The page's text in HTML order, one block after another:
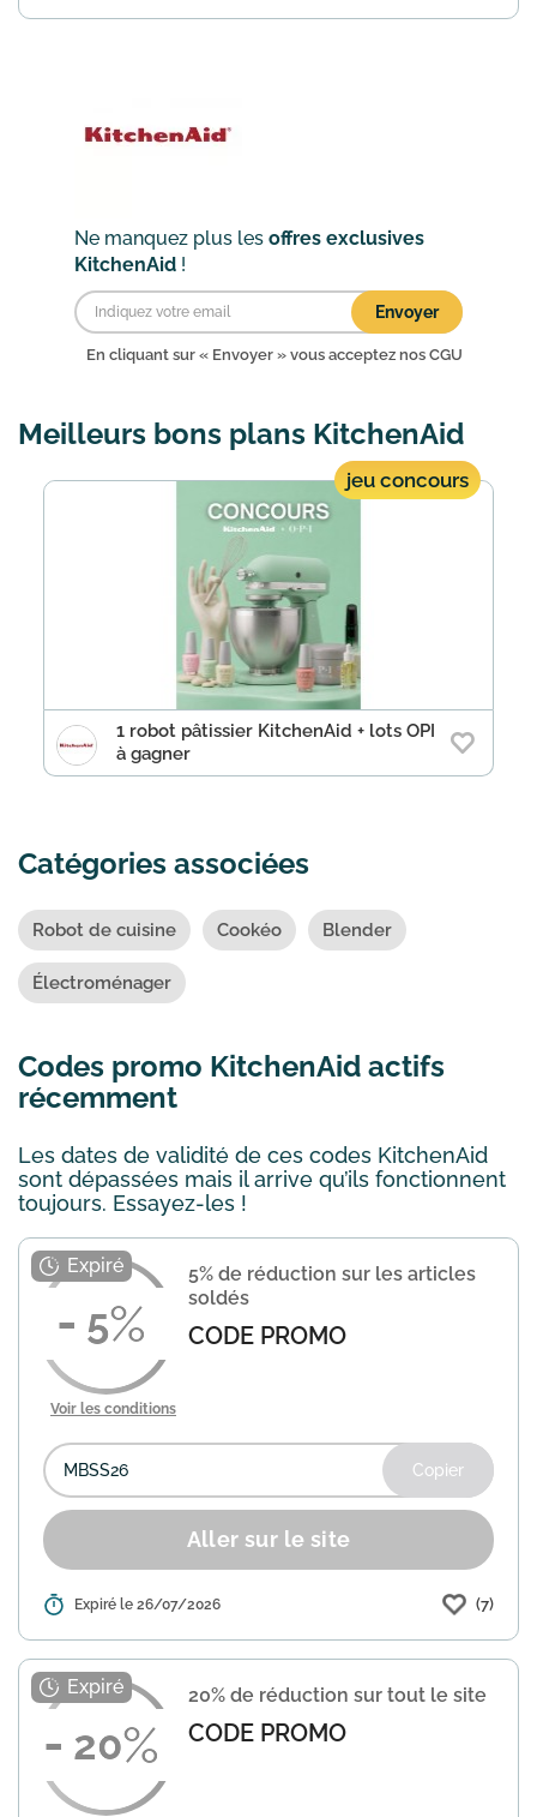
Ne manquez plus les offres exclusives
KitchenAid !
Envoyer
En cliquant sur « Envoyer » vous acceptez nos CGU
Meilleurs bons plans KitchenAid
jeu concours
1 robot pâtissier KitchenAid + lots OPI
à gagner
Catégories associées
Robot de cuisine Cookéo Blender
Électroménager
Codes promo KitchenAid actifs
récemment
Les dates de validité de ces codes KitchenAid
sont dépassées mais il arrive qu’ils fonctionnent
toujours. Essayez-les !
5
5% de réduction sur les articles
soldés
CODE PROMO
Voir les conditions
Copier
Aller sur le site
Détails : KitchenAid propose une réduction de
boutique en ligne. Utilisez le code
promo MBSS26 au moment de valider
votre commande pour en bénéfici... En
savoir plus
Expiré le 26/07/2026 (7)
20
20% de réduction sur tout le site
CODE PROMO